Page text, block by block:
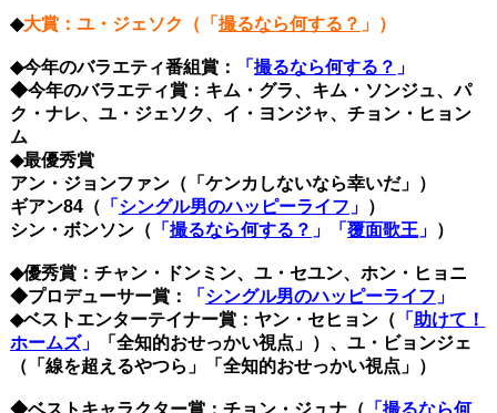
◆大賞：ユ・ジェソク（「 撮るなら何する？ 」）
◆今年のバラエティ番組賞： 「 撮るなら何する？ 」
◆今年のバラエティ賞：キム・グラ、キム・ソンジュ、パ
ク・ナレ、ユ・ジェソク、イ・ヨンジャ、チョン・ヒョン
ム
◆最優秀賞
アン・ジョンファン（「ケンカしないなら幸いだ」）
ギアン84（ 「 シングル男のハッピーライフ 」 ）
シン・ボンソン（ 「 撮るなら何する？ 」「 覆面歌王」 ）
◆優秀賞：チャン・ドンミン、ユ・セユン、ホン・ヒョニ
◆プロデューサー賞：
「 シングル男のハッピーライフ 」
◆ベストエンターテイナー賞：ヤン・セヒョン（ 「 助けて！
ホームズ」
「全知的おせっかい視点」）、ユ・ビョンジェ
（「線を超えるやつら」「全知的おせっかい視点」）